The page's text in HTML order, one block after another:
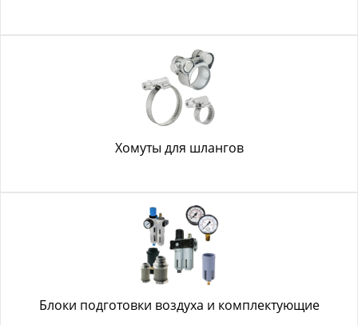
Хомуты для шлангов
Блоки подготовки воздуха и комплектующие